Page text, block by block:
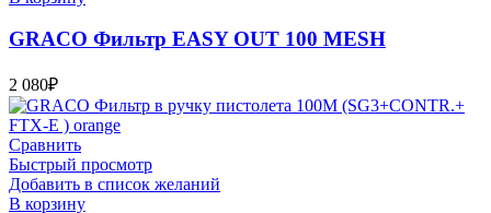
GRACO Фильтр EASY OUT 100 MESH
2 080₽
Сравнить
Быстрый просмотр
Добавить в список желаний
В корзину